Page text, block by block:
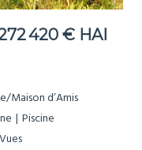
420 € HAI
Maison d’Amis
Piscine
Vues